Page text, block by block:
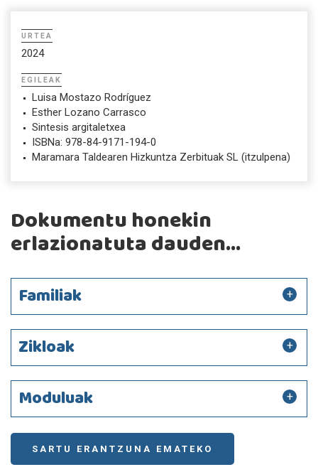
URTEA
2024
EGILEAK
Luisa Mostazo Rodríguez
Esther Lozano Carrasco
Sintesis argitaletxea
ISBNa: 978-84-9171-194-0
Maramara Taldearen Hizkuntza Zerbituak SL (itzulpena)
Dokumentu honekin
erlazionatuta dauden...
Familiak
Zikloak
Moduluak
SARTU ERANTZUNA EMATEKO